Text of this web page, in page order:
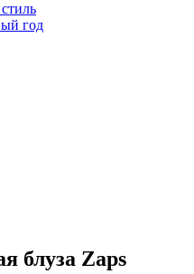
год
блуза Zaps